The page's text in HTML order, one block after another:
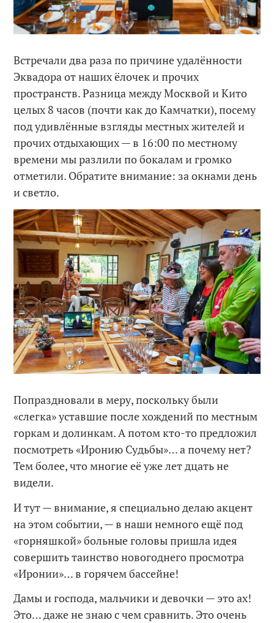
Встречали два раза по причине удалённости
Эквадора от наших ёлочек и прочих
пространств. Разница между Москвой и Кито
целых 8 часов (почти как до Камчатки), посему
под удивлённые взгляды местных жителей и
прочих отдыхающих — в 16:00 по местному
времени мы разлили по бокалам и громко
отметили. Обратите внимание: за окнами день
и светло.
Попраздновали в меру, поскольку были
«слегка» уставшие после хождений по местным
горкам и долинкам. А потом кто-то предложил
посмотреть «Иронию Судьбы»… а почему нет?
Тем более, что многие её уже лет дцать не
видели.
И тут — внимание, я специально делаю акцент
на этом событии, — в наши немного ещё под
«горняшкой» больные головы пришла идея
совершить таинство новогоднего просмотра
«Иронии»… в горячем бассейне!
Дамы и господа, мальчики и девочки — это ах!
Это… даже не знаю с чем сравнить. Это очень